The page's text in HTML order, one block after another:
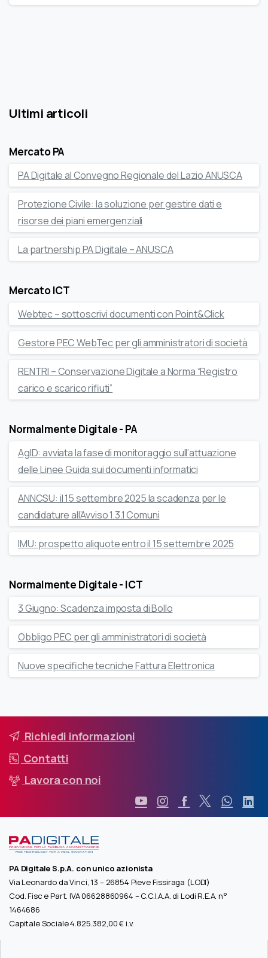
Ultimi articoli
Mercato PA
PA Digitale al Convegno Regionale del Lazio ANUSCA
Protezione Civile: la soluzione per gestire dati e
risorse dei piani emergenziali
La partnership PA Digitale – ANUSCA
Mercato ICT
Webtec – sottoscrivi documenti con Point&Click
Gestore PEC WebTec per gli amministratori di società
RENTRI – Conservazione Digitale a Norma “Registro
carico e scarico rifiuti”
Normalmente Digitale - PA
AgID: avviata la fase di monitoraggio sull’attuazione
delle Linee Guida sui documenti informatici
ANNCSU: il 15 settembre 2025 la scadenza per le
candidature all’Avviso 1.3.1 Comuni
IMU: prospetto aliquote entro il 15 settembre 2025
Normalmente Digitale - ICT
3 Giugno: Scadenza imposta di Bollo
Obbligo PEC per gli amministratori di società
Nuove specifiche tecniche Fattura Elettronica
Richiedi informazioni
Contatti
Lavora con noi
PA Digitale S.p.A. con unico azionista
Via Leonardo da Vinci, 13 – 26854 Pieve Fissiraga (LODI)
Cod. Fisc e Part. IVA 06628860964 – C.C.I.A.A. di Lodi R.E.A. n°
1464686
Capitale Sociale 4.825.382,00 € i.v.